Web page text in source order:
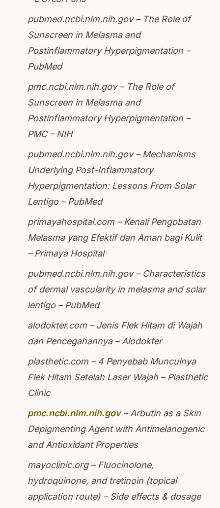
pubmed.ncbi.nlm.nih.gov – The Role of
Sunscreen in Melasma and
Postinflammatory Hyperpigmentation –
PubMed
pmc.ncbi.nlm.nih.gov – The Role of
Sunscreen in Melasma and
Postinflammatory Hyperpigmentation –
PMC – NIH
pubmed.ncbi.nlm.nih.gov – Mechanisms
Underlying Post-Inflammatory
Hyperpigmentation: Lessons From Solar
Lentigo – PubMed
primayahospital.com – Kenali Pengobatan
Melasma yang Efektif dan Aman bagi Kulit
– Primaya Hospital
pubmed.ncbi.nlm.nih.gov – Characteristics
of dermal vascularity in melasma and solar
lentigo – PubMed
alodokter.com – Jenis Flek Hitam di Wajah
dan Pencegahannya – Alodokter
plasthetic.com – 4 Penyebab Munculnya
Flek Hitam Setelah Laser Wajah – Plasthetic
Clinic
pmc.ncbi.nlm.nih.gov– Arbutin as a Skin
Depigmenting Agent with Antimelanogenic
and Antioxidant Properties
mayoclinic.org – Fluocinolone,
hydroquinone, and tretinoin (topical
application route) – Side effects & dosage